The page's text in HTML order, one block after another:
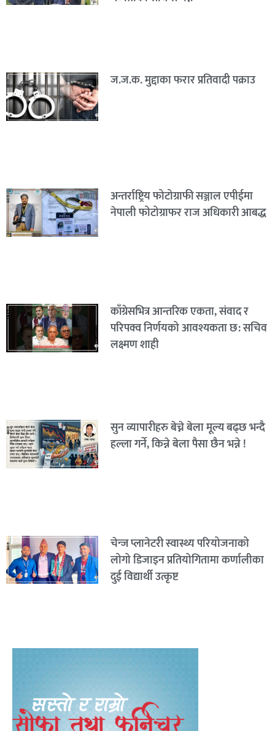
ज.ज.क. मुद्दाका फरार प्रतिवादी पक्राउ
अन्तर्राष्ट्रिय फोटोग्राफी सञ्जाल एपीईमा
नेपाली फोटोग्राफर राज अधिकारी आबद्ध
काँग्रेसभित्र आन्तरिक एकता, संवाद र
परिपक्व निर्णयको आवश्यकता छ: सचिव
लक्ष्मण शाही
सुन व्यापारीहरु बेच्ने बेला मूल्य बढ्छ भन्दै
हल्ला गर्ने, किन्ने बेला पैसा छैन भन्ने !
चेन्ज प्लानेटरी स्वास्थ्य परियोजनाको
लोगो डिजाइन प्रतियोगितामा कर्णालीका
दुई विद्यार्थी उत्कृष्ट